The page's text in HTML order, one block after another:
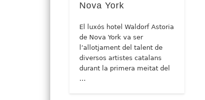
Nova York
El luxós hotel Waldorf Astoria
de Nova York va ser
l’allotjament del talent de
diversos artistes catalans
durant la primera meitat del
…